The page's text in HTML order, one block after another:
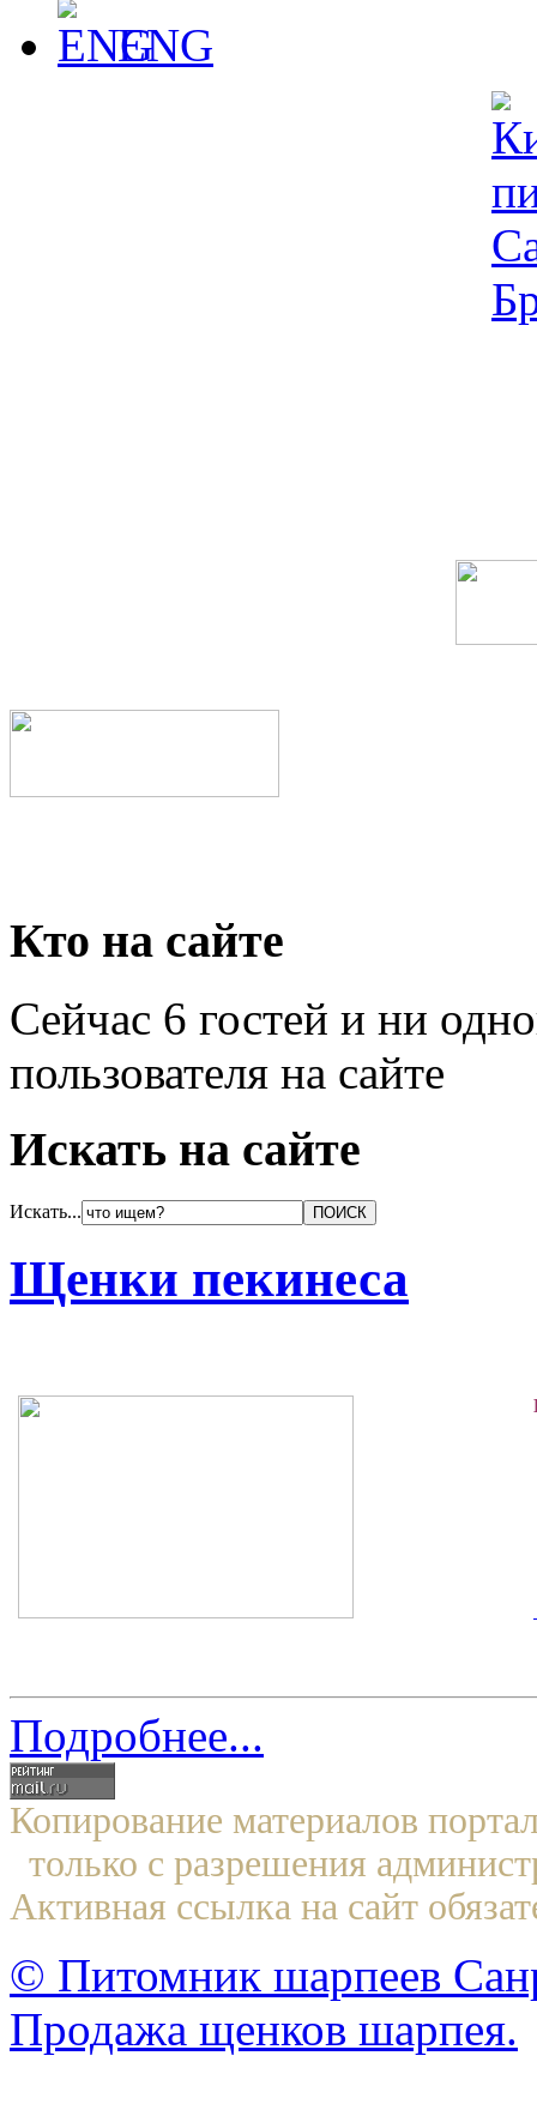
ENG
Кто на сайте
Сейчас 6 гостей и ни
пользователя на сайте
Искать на сайте
Искать...
Щенки пекинеса
Подробнее...
Копирование материалов
только с разрешения
Активная ссылка на сайт
© Питомник шарпеев
Продажа щенков шарпея.